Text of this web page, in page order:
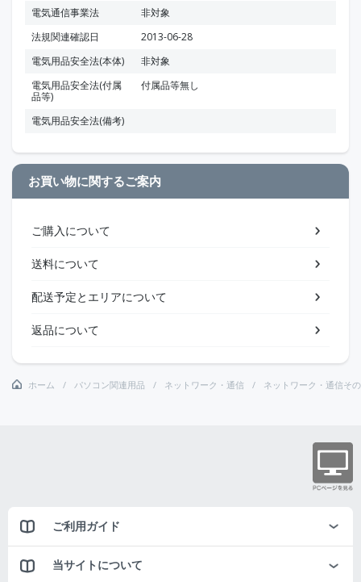
電気通信事業法
非対象
法規関連確認日
2013-06-28
電気用品安全法(本体)
非対象
電気用品安全法(付属
品等)
付属品等無し
電気用品安全法(備考)
お買い物に関するご案内
ご購入について
送料について
配送予定とエリアについて
返品について
ホーム パソコン関連用品 ネットワーク・通信 ネットワーク・通信そ
ご利用ガイド
当サイトについて